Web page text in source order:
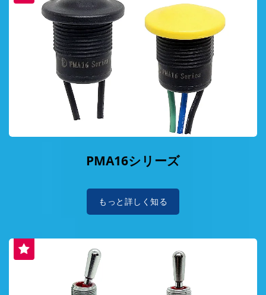
PMA16シリーズ
もっと詳しく知る